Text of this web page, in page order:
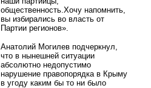
общественность.Хочу напомнить,
вы избирались во власть от
Партии регионов».
Анатолий Могилев подчеркнул,
что в нынешней ситуации
абсолютно недопустимо
нарушение правопорядка в Крыму
в угоду каким бы то ни было